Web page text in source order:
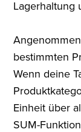
Lagerhaltung
bestimmten
Wenn deine
Einheit über
SUM-